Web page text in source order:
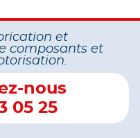
et
composants et
nous
05 25